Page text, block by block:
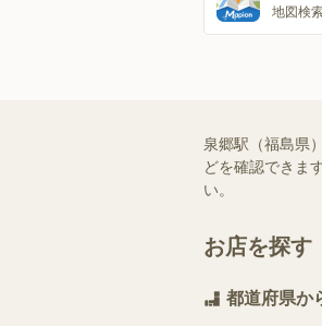
地図検
泉郷駅（福島県
どを確認できま
い。
お店を探す
都道府県か